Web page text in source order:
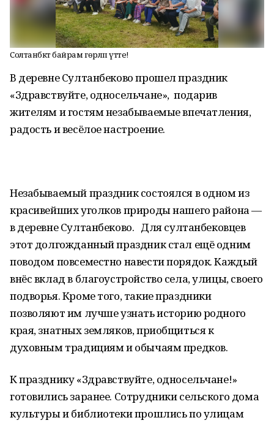
Солтанбәктә байрам гөрләп үтте!
В деревне Султанбеково прошел праздник
«Здравствуйте, односельчане», подарив
жителям и гостям незабываемые впечатления,
радость и весёлое настроение.
Незабываемый праздник состоялся в одном из
красивейших уголков природы нашего района —
в деревне Султанбеково. Для султанбековцев
этот долгожданный праздник стал ещё одним
поводом повсеместно навести порядок. Каждый
внёс вклад в благоустройство села, улицы, своего
подворья. Кроме того, такие праздники
позволяют им лучше узнать историю родного
края, знатных земляков, приобщиться к
духовным традициям и обычаям предков.
К празднику «Здравствуйте, односельчане!»
готовились заранее. Сотрудники сельского дома
культуры и библиотеки прошлись по улицам